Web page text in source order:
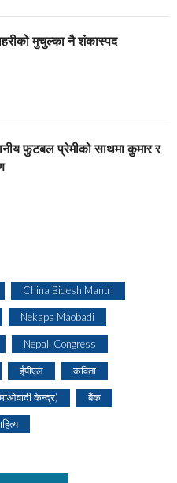
मुचुल्का नै शंंकास्पद
फुटबल प्रेमीको साथमा कुमार र
China Bidesh Mantri
Nekapa Maobadi
Nepali Congress
ईपीएल कविता
केन्द्र) बैंक